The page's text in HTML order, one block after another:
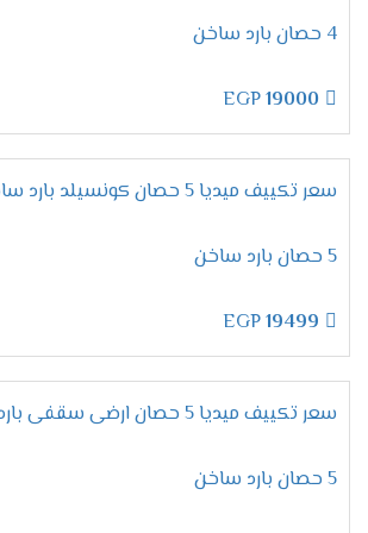
على مكانة عالية فى الاسواق ولتلك
المنخفضة المناسبة لجميع العملاء .
تقدم لنا الشركة أرقام يتم
المكيف فقط اتصل علينا واختار
وأطلبه وسيتم ارسالة لحد باب البيت
ضمان تكييف ميديا 2026
مهما تكلمنا عن مميزات وإمكانيات
تنتهى أبدا لأنه جهاز متكامل
بأوقاتنا نستطيع استخدامه فى
الشركة توفر لنا معه ضمان لمدة
اسعار تكييف ميديا 2024
4 حصان بارد ساخن
19000
سعر تكييف ميديا 5 حصان كونسيلد بارد ساخن ديجيتال
5 حصان بارد ساخن
19499
سعر تكييف ميديا 5 حصان ارضى سقفى بارد ساخن
5 حصان بارد ساخن